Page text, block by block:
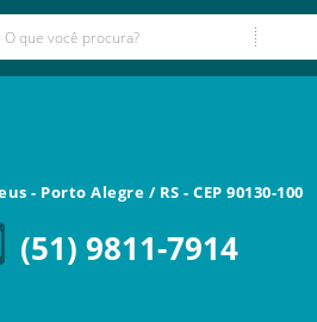
- Porto Alegre / RS - CEP 90130-100
(51) 9811-7914